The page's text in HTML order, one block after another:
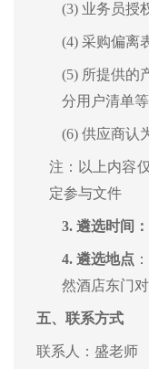
(3) 业务员授
(4) 采购偏离
(5) 所提供的
分用户清单等
(6) 供应商认
注：以上内容
定参与文件
3. 遴选时间：
4. 遴选地点
然酒店东门
五、 联系方式
联系人：盛老师